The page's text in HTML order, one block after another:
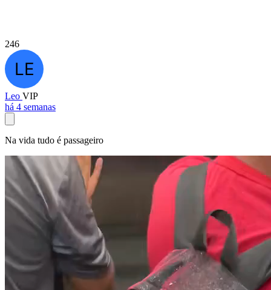
246
Leo VIP
há 4 semanas
Na vida tudo é passageiro